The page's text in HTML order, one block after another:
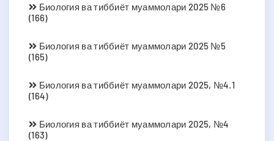
Биология ва тиббиёт муаммолари 2025 №6
(166)
Биология ва тиббиёт муаммолари 2025 №5
(165)
Биология ва тиббиёт муаммолари 2025, №4.1
(164)
Биология ва тиббиёт муаммолари 2025, №4
(163)